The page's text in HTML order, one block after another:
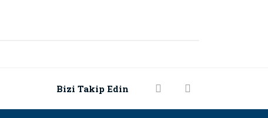
Bizi Takip Edin